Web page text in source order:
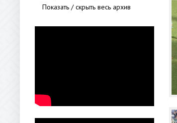
Показать / скрыть весь архив